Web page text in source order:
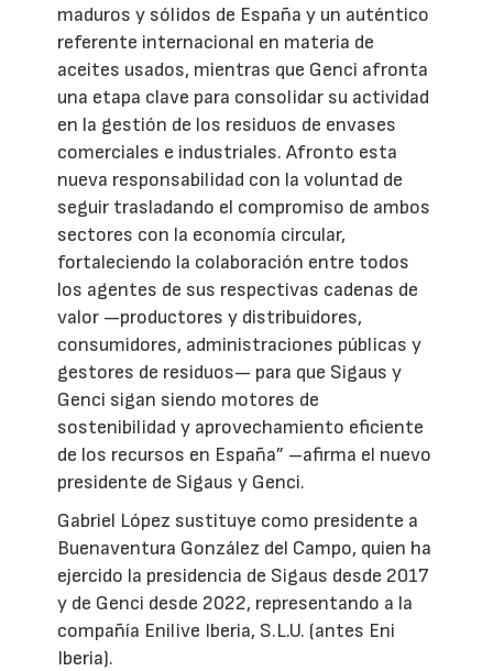
maduros y sólidos de España y un auténtico
referente internacional en materia de
aceites usados, mientras que Genci afronta
una etapa clave para consolidar su actividad
en la gestión de los residuos de envases
comerciales e industriales. Afronto esta
nueva responsabilidad con la voluntad de
seguir trasladando el compromiso de ambos
sectores con la economía circular,
fortaleciendo la colaboración entre todos
los agentes de sus respectivas cadenas de
valor —productores y distribuidores,
consumidores, administraciones públicas y
gestores de residuos— para que Sigaus y
Genci sigan siendo motores de
sostenibilidad y aprovechamiento eficiente
de los recursos en España” –afirma el nuevo
presidente de Sigaus y Genci.
Gabriel López sustituye como presidente a
Buenaventura González del Campo, quien ha
ejercido la presidencia de Sigaus desde 2017
y de Genci desde 2022, representando a la
compañía Enilive Iberia, S.L.U. (antes Eni
Iberia).